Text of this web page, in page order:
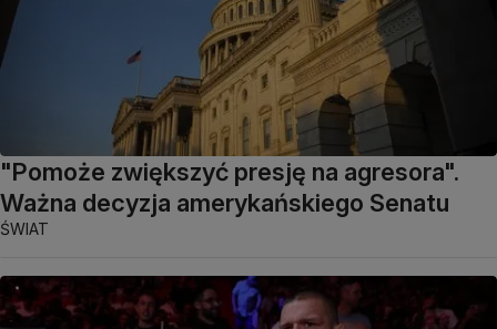
"Pomoże zwiększyć presję na agresora".
Ważna decyzja amerykańskiego Senatu
ŚWIAT